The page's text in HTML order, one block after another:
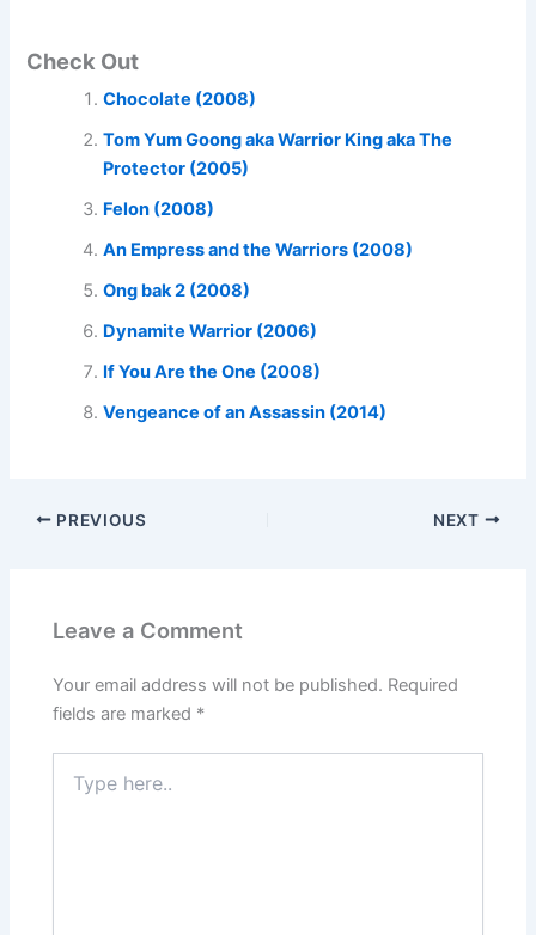
Check Out
Chocolate (2008)
Tom Yum Goong aka Warrior King aka The
Protector (2005)
Felon (2008)
An Empress and the Warriors (2008)
Ong bak 2 (2008)
Dynamite Warrior (2006)
If You Are the One (2008)
Vengeance of an Assassin (2014)
PREVIOUS NEXT
Leave a Comment
Your email address will not be published. Required
fields are marked *
here..